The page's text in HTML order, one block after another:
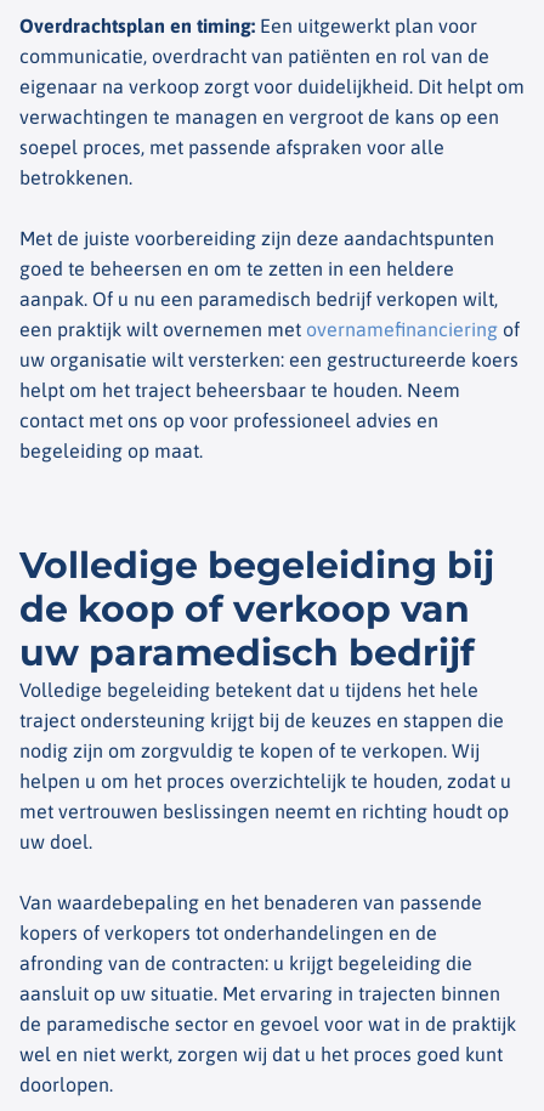
Overdrachtsplan en timing: Een uitgewerkt plan voor
communicatie, overdracht van patiënten en rol van de
eigenaar na verkoop zorgt voor duidelijkheid. Dit helpt om
verwachtingen te managen en vergroot de kans op een
soepel proces, met passende afspraken voor alle
betrokkenen.
Met de juiste voorbereiding zijn deze aandachtspunten
goed te beheersen en om te zetten in een heldere
aanpak. Of u nu een paramedisch bedrijf verkopen wilt,
een praktijk wilt overnemen met overnamefinanciering of
uw organisatie wilt versterken: een gestructureerde koers
helpt om het traject beheersbaar te houden. Neem
contact met ons op voor professioneel advies en
begeleiding op maat.
Volledige begeleiding bij
de koop of verkoop van
uw paramedisch bedrijf
Volledige begeleiding betekent dat u tijdens het hele
traject ondersteuning krijgt bij de keuzes en stappen die
nodig zijn om zorgvuldig te kopen of te verkopen. Wij
helpen u om het proces overzichtelijk te houden, zodat u
met vertrouwen beslissingen neemt en richting houdt op
uw doel.
Van waardebepaling en het benaderen van passende
kopers of verkopers tot onderhandelingen en de
afronding van de contracten: u krijgt begeleiding die
aansluit op uw situatie. Met ervaring in trajecten binnen
de paramedische sector en gevoel voor wat in de praktijk
wel en niet werkt, zorgen wij dat u het proces goed kunt
doorlopen.